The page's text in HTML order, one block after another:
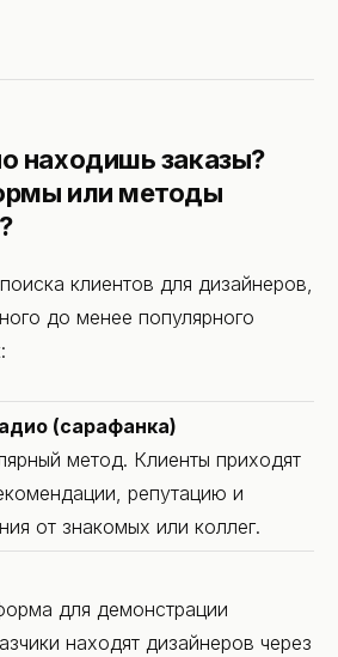
находишь заказы?
или методы
клиентов для дизайнеров,
до менее популярного
(сарафанка)
метод. Клиенты приходят
репутацию и
от знакомых или коллег.
для демонстрации
находят дизайнеров через